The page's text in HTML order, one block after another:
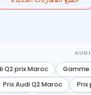
Gamme
Q2 prix Maroc
Prix
Prix Audi Q2 Maroc